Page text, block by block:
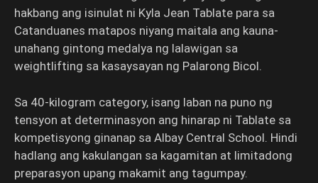
hakbang ang isinulat ni Kyla Jean Tablate para sa
Catanduanes matapos niyang maitala ang kauna-
unahang gintong medalya ng lalawigan sa
weightlifting sa kasaysayan ng Palarong Bicol.
Sa 40-kilogram category, isang laban na puno ng
tensyon at determinasyon ang hinarap ni Tablate sa
kompetisyong ginanap sa Albay Central School. Hindi
hadlang ang kakulangan sa kagamitan at limitadong
preparasyon upang makamit ang tagumpay.